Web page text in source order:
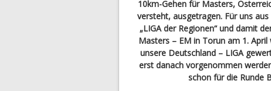
10km-Gehen für Masters,
versteht, ausgetragen. Für uns
„LIGA der Regionen“ und damit
Masters – EM in Torun am 1.
unsere Deutschland – LIGA
erst danach vorgenommen
schon für die Runde